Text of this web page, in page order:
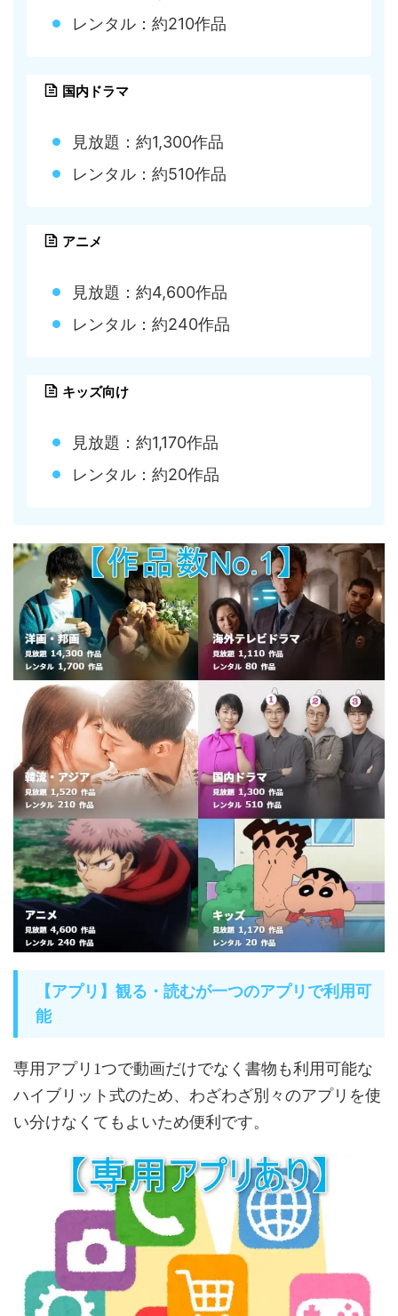
レンタル：約210作品
国内ドラマ
見放題：約1,300作品
レンタル：約510作品
アニメ
見放題：約4,600作品
レンタル：約240作品
キッズ向け
見放題：約1,170作品
レンタル：約20作品
【アプリ】観る・読むが一つのアプリで利用可
能
専用アプリ1つで動画だけでなく書物も利用可能な
ハイブリット式のため、わざわざ別々のアプリを使
い分けなくてもよいため便利です。